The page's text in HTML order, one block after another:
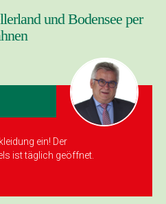
und Bodensee per
ein! Der
ist täglich geöffnet.